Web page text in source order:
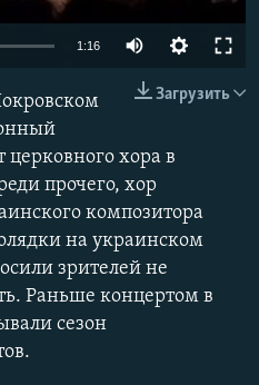
1:16
Загрузить
хора в
прочего, хор
композитора
на украинском
зрителей не
Раньше концертом в
сезон